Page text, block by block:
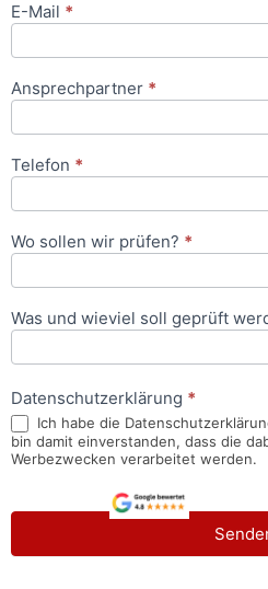
E-Mail *
Ansprechpartner *
Telefon *
Wo sollen wir prüfen? *
Was und wieviel soll geprüft
Datenschutzerklärung *
Ich habe die
bin damit einverstanden, dass die
Werbezwecken verarbeitet werden.